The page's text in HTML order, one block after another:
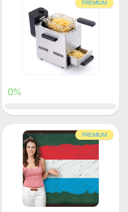
PREMIUM
0%
PREMIUM